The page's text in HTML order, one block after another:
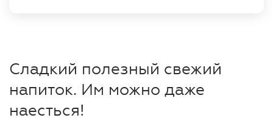
Сладкий полезный свежий
напиток. Им можно даже
наесться!